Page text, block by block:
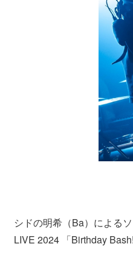
シドの明希（Ba）による
LIVE 2024 「Birthday